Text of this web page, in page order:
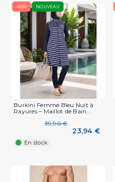
-40% NOUVEAU
Burkini Femme Bleu Nuit à
Rayures – Maillot de Bain...
39,90 €
23,94 €
En stock